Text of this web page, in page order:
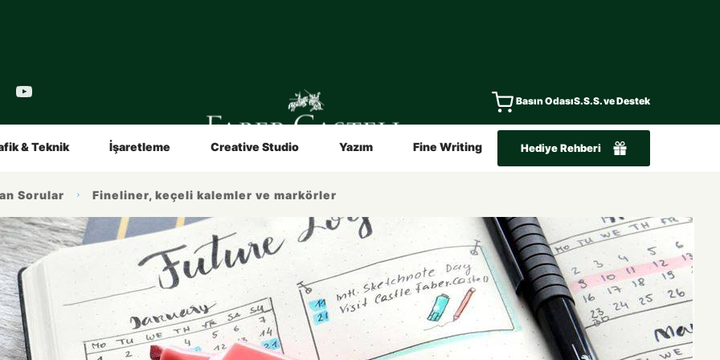
Basın OdasıS.S.S. ve Destek
& Teknik İşaretleme Creative Studio Yazım Fine Writing Hediye Rehberi
Sanatçılar İçin Video ve Broşürler
Sorular Fineliner, keçeli kalemler ve markörler